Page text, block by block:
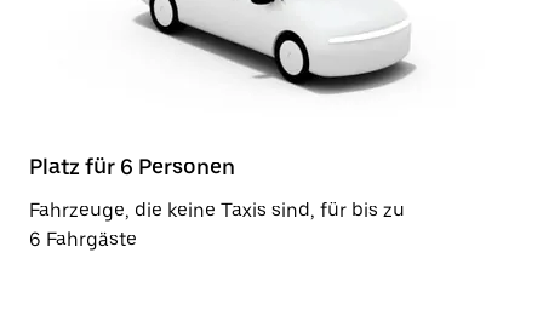
Platz für 6 Personen
Fahrzeuge, die keine Taxis sind, für bis zu
6 Fahrgäste